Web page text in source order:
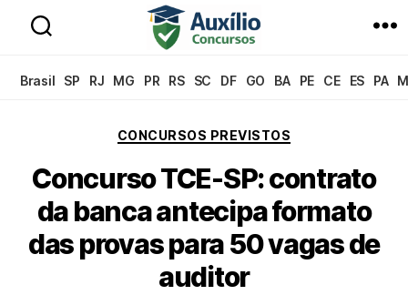
Concursos
Brasil SP RJ MG PR RS SC DF GO BA PE CE ES PA
Categorias
CONCURSOS PREVISTOS
Concurso TCE-SP: contrato
da banca antecipa formato
das provas para 50 vagas de
auditor